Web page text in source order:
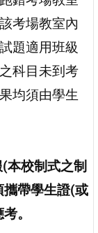
考場教室內
題適用班級
科目未到考
均須由學生
本校制式之制
帶學生證(或
。